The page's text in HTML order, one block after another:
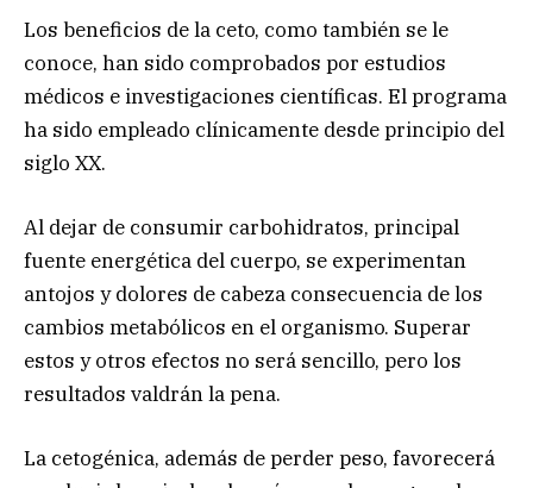
Los beneficios de la ceto, como también se le
conoce, han sido comprobados por estudios
médicos e investigaciones científicas. El programa
ha sido empleado clínicamente desde principio del
siglo XX.
Al dejar de consumir carbohidratos, principal
fuente energética del cuerpo, se experimentan
antojos y dolores de cabeza consecuencia de los
cambios metabólicos en el organismo. Superar
estos y otros efectos no será sencillo, pero los
resultados valdrán la pena.
La cetogénica, además de perder peso, favorecerá